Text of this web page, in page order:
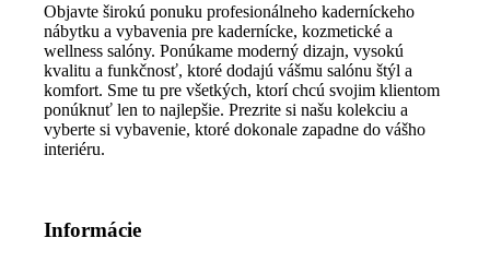
variantov.
Možnosti
si
môžete
vybrať
na
stránke
Objavte širokú ponuku profesionálneho kaderníckeho
nábytku a vybavenia pre kadernícke, kozmetické a
wellness salóny. Ponúkame moderný dizajn, vysokú
kvalitu a funkčnosť, ktoré dodajú vášmu salónu štýl a
komfort. Sme tu pre všetkých, ktorí chcú svojim klientom
ponúknuť len to najlepšie. Prezrite si našu kolekciu a
vyberte si vybavenie, ktoré dokonale zapadne do vášho
interiéru.
Informácie